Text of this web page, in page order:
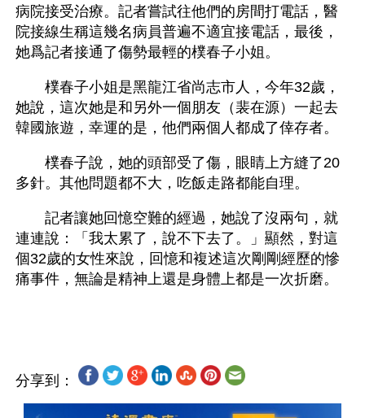
病院接受治療。記者嘗試往他們的房間打電話，醫
院接線生稱這幾名病員普遍不適宜接電話，最後，
她爲記者接通了傷勢最輕的樸春子小姐。
樸春子小姐是黑龍江省尚志市人，今年32歲，
她說，這次她是和另外一個朋友（裴在源）一起去
韓國旅遊，幸運的是，他們兩個人都成了倖存者。
樸春子說，她的頭部受了傷，眼睛上方縫了20
多針。其他問題都不大，吃飯走路都能自理。
記者讓她回憶空難的經過，她說了沒兩句，就
連連說：「我太累了，說不下去了。」顯然，對這
個32歲的女性來說，回憶和複述這次剛剛經歷的慘
痛事件，無論是精神上還是身體上都是一次折磨。
分享到：